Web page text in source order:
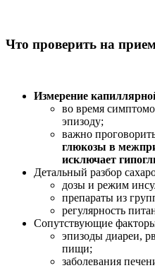
Что проверить на
Измерение
во время
эпизоду;
важно
глюкозы в
исключает
Детальный разбор
дозы и режим
препараты из
регулярность
Сопутствующие
эпизоды диареи,
пищи;
заболевания